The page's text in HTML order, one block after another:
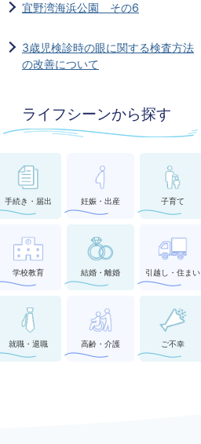
宜野湾海浜公園 その6
3歳児検診時の眼に関する検査方法
の改善について
ライフシーンから探す
手続き・届出 妊娠・出産 子育て
学校教育 結婚・離婚 引越し・住まい
就職・退職 高齢・介護 ご不幸